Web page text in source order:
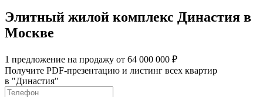
Элитный жилой комплекс Династия в
Москве
1 предложение на продажу от 64 000 000 ₽
Получите PDF-презентацию и листинг всех квартир
в "Династия"